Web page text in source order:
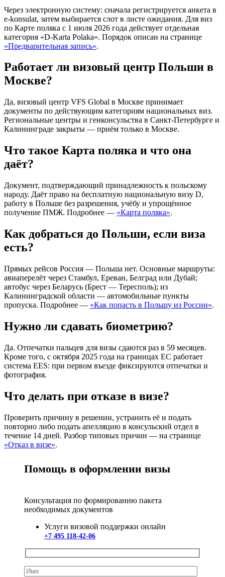
Через электронную систему: сначала регистрируется анкета в
e-konsulat, затем выбирается слот в листе ожидания. Для виз
по Карте поляка с 1 июля 2026 года действует отдельная
категория «D-Karta Polaka». Порядок описан на странице
«Предварительная запись».
Работает ли визовый центр Польши в
Москве?
Да, визовый центр VFS Global в Москве принимает
документы по действующим категориям национальных виз.
Региональные центры и генконсульства в Санкт-Петербурге и
Калининграде закрыты — приём только в Москве.
Что такое Карта поляка и что она
даёт?
Документ, подтверждающий принадлежность к польскому
народу. Даёт право на бесплатную национальную визу D,
работу в Польше без разрешения, учёбу и упрощённое
получение ПМЖ. Подробнее — «Карта поляка».
Как добраться до Польши, если виза
есть?
Прямых рейсов Россия — Польша нет. Основные маршруты:
авиаперелёт через Стамбул, Ереван, Белград или Дубай;
автобус через Беларусь (Брест — Тересполь); из
Калининградской области — автомобильные пункты
пропуска. Подробнее — «Как попасть в Польшу из России».
Нужно ли сдавать биометрию?
Да. Отпечатки пальцев для визы сдаются раз в 59 месяцев.
Кроме того, с октября 2025 года на границах ЕС работает
система EES: при первом въезде фиксируются отпечатки и
фотография.
Что делать при отказе в визе?
Проверить причину в решении, устранить её и подать
повторно либо подать апелляцию в консульский отдел в
течение 14 дней. Разбор типовых причин — на странице
«Отказ в визе».
Помощь в оформлении визы
Консультация по формированию пакета
необходимых документов
Услуги визовой поддержки онлайн
+7 495 118-42-06